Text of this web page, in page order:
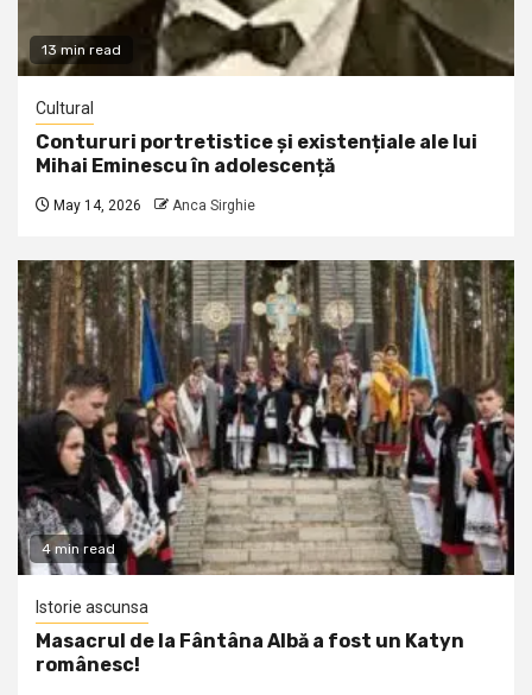
13 min read
Cultural
Contururi portretistice și existențiale ale lui
Mihai Eminescu în adolescență
May 14, 2026 Anca Sirghie
4 min read
Istorie ascunsa
Masacrul de la Fântâna Albă a fost un Katyn
românesc!